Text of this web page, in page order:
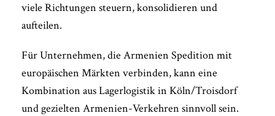
viele Richtungen steuern, konsolidieren und
aufteilen.
Für Unternehmen, die Armenien Spedition mit
europäischen Märkten verbinden, kann eine
Kombination aus Lagerlogistik in Köln/Troisdorf
und gezielten Armenien-Verkehren sinnvoll sein.